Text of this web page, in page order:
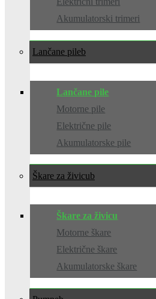
Akumulatorski trimeri
Lančane pile
Lančane pile
Motorne pile
Električne pile
Akumulatorske pile
Škare za živicu
Škare za živicu
Motorne škare
Električne škare
Akumulatorske škare